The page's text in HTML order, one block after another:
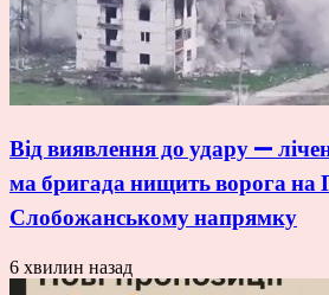
Від виявлення до удару —
ма бригада нищить ворога на
Слобожанському напрямку
6 хвилин назад